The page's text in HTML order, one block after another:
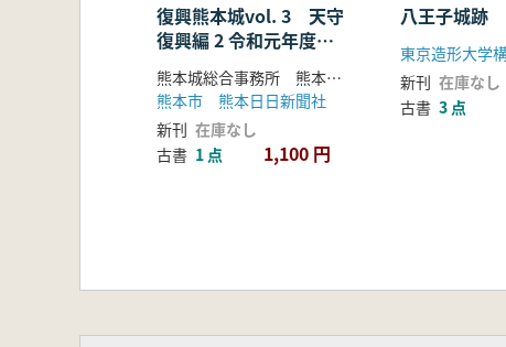
復興熊本城vol. 3 天守
復興編 2 令和元年度上
半期まで
熊本城総合事務所 熊本城調査研究センター
熊本市 熊本日日新聞社
新刊 在庫なし
古書 1 点 1,100 円
八王子城跡
新刊 在庫なし
古書 3 点